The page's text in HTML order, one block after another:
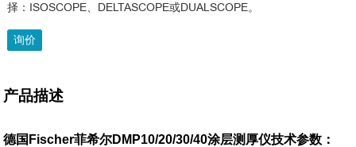
择：ISOSCOPE、DELTASCOPE或DUALSCOPE。
询价
产品描述
德国Fischer菲希尔DMP10/20/30/40涂层测厚仪技术参数：